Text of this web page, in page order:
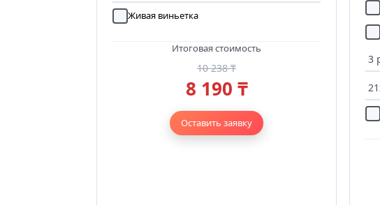
Живая виньетка
Итоговая стоимость
10 238 ₸
8 190 ₸
Оставить заявку